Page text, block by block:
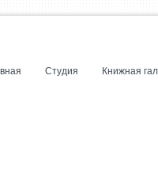
Студия Книжная